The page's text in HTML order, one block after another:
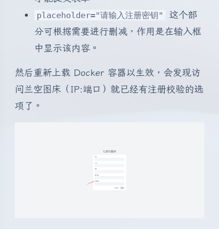
placeholder="请输入注册密钥"
这个部
分可根据需要进行删减，作用是在输入框
中显示该内容。
然后重新上载 Docker 容器以生效，会发现访
问兰空图床（IP:端口）就已经有注册校验的选
项了。